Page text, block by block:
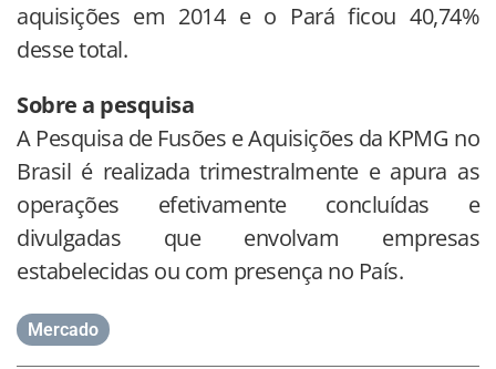
aquisições em 2014 e o Pará ficou 40,74%
desse total.
Sobre a pesquisa
A Pesquisa de Fusões e Aquisições da KPMG no
Brasil é realizada trimestralmente e apura as
operações efetivamente concluídas e
divulgadas que envolvam empresas
estabelecidas ou com presença no País.
Mercado